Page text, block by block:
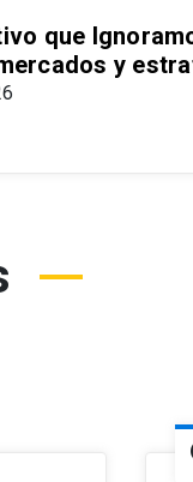
que
y